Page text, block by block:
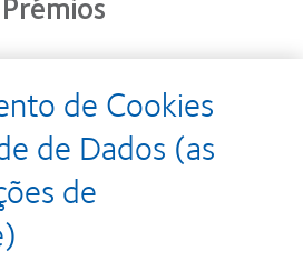
Learn
more
about
Produto
do
Ano
de Cookies
de Dados (as
de